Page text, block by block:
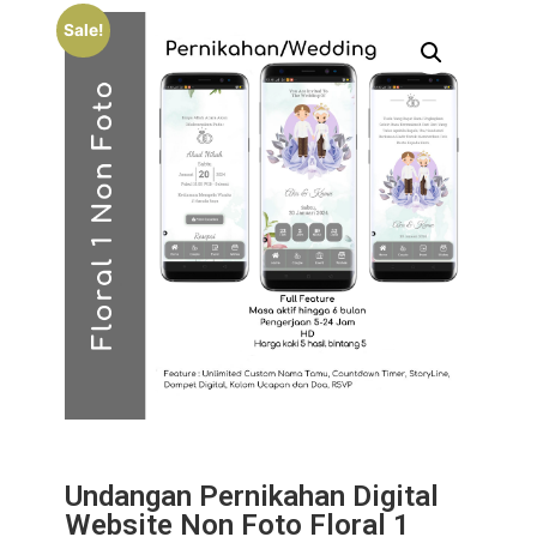
Sale!
Undangan Pernikahan Digital
Website Non Foto Floral 1